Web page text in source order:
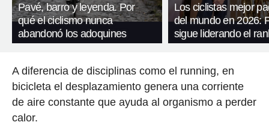
Pavé, barro y leyenda. Por
qué el ciclismo nunca
abandonó los adoquines
Los ciclistas mejor
del mundo en 2026:
sigue liderando el
A diferencia de disciplinas como el running, en
bicicleta el desplazamiento genera una corriente
de aire constante que ayuda al organismo a perder
calor.